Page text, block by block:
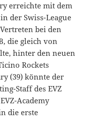
erreichte mit dem
der Swiss-League
bei den
die gleich von
hinter den neuen
Rockets
(39) könnte der
Staff des EVZ
Academy
die erste